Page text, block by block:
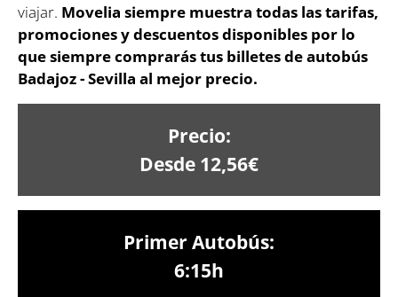
viajar. Movelia siempre muestra todas las tarifas,
promociones y descuentos disponibles por lo
que siempre comprarás tus billetes de autobús
Badajoz - Sevilla al mejor precio.
Precio:
Desde 12,56€
Primer Autobús:
6:15h